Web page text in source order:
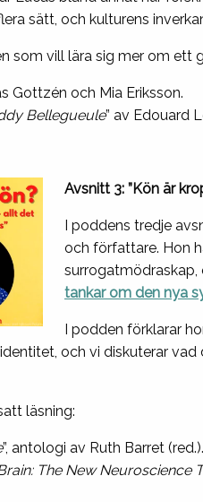
sätt, och kulturens
som vill lära sig mer om ett
Gottzén och Mia Eriksson.
Bellegueule” av Edouard
Avsnitt 3: ”Kön är
I poddens tredje
och författare. Hon
tankar om den nya
I podden förklarar
och vi diskuterar
läsning:
”, antologi av Ruth Barret (red.).
The New Neuroscience